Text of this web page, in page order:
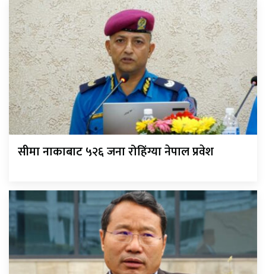
सीमा नाकाबाट ५२६ जना रोहिंग्या नेपाल प्रवेश